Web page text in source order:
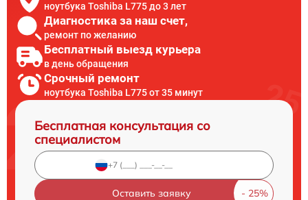
ноутбука Toshiba L775 до 3 лет
Диагностика за наш счет,
ремонт по желанию
Бесплатный выезд курьера
в день обращения
Срочный ремонт
ноутбука Toshiba L775 от 35 минут
Бесплатная консультация со
специалистом
Оставить заявку